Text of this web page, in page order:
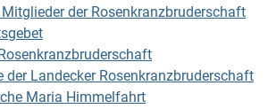
der Rosenkranzbruderschaft
der Landecker Rosenkranzbruderschaft
Maria Himmelfahrt